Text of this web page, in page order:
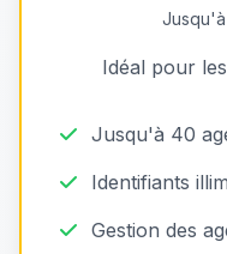
Jusqu'à
Idéal pour
Jusqu'à 40
Identifiants
Gestion des